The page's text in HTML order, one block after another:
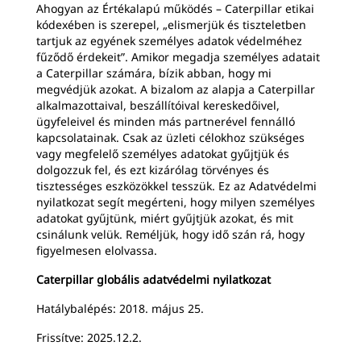
Ahogyan az Értékalapú működés – Caterpillar etikai
kódexében is szerepel, „elismerjük és tiszteletben
tartjuk az egyének személyes adatok védelméhez
fűződő érdekeit”. Amikor megadja személyes adatait
a Caterpillar számára, bízik abban, hogy mi
megvédjük azokat. A bizalom az alapja a Caterpillar
alkalmazottaival, beszállítóival kereskedőivel,
ügyfeleivel és minden más partnerével fennálló
kapcsolatainak. Csak az üzleti célokhoz szükséges
vagy megfelelő személyes adatokat gyűjtjük és
dolgozzuk fel, és ezt kizárólag törvényes és
tisztességes eszközökkel tesszük. Ez az Adatvédelmi
nyilatkozat segít megérteni, hogy milyen személyes
adatokat gyűjtünk, miért gyűjtjük azokat, és mit
csinálunk velük. Reméljük, hogy idő szán rá, hogy
figyelmesen elolvassa.
Caterpillar globális adatvédelmi nyilatkozat
Hatálybalépés: 2018. május 25.
Frissítve: 2025.12.2.